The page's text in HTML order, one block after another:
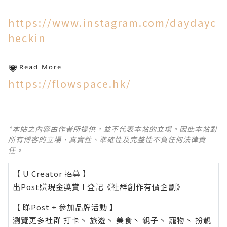
https://www.instagram.com/daydayc
heckin​
💗ᴿᵉᵃᵈ ᴹᵒʳᵉ​
https://flowspace.hk/
*本站之內容由作者所提供，並不代表本站的立場。因此本站對
所有博客的立場、真實性、準確性及完整性不負任何法律責
任。
【 U Creator 招募 】
出Post賺現金獎賞 l 登記《社群創作有價企劃》
【 睇Post + 參加品牌活動 】
瀏覽更多社群 打卡 丶 旅遊 丶 美食 丶 親子 丶 寵物 丶 扮靚